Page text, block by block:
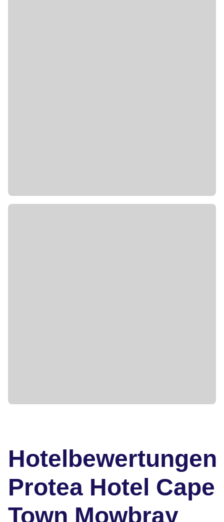
Hotelbewertungen
Protea Hotel Cape
Town Mowbray